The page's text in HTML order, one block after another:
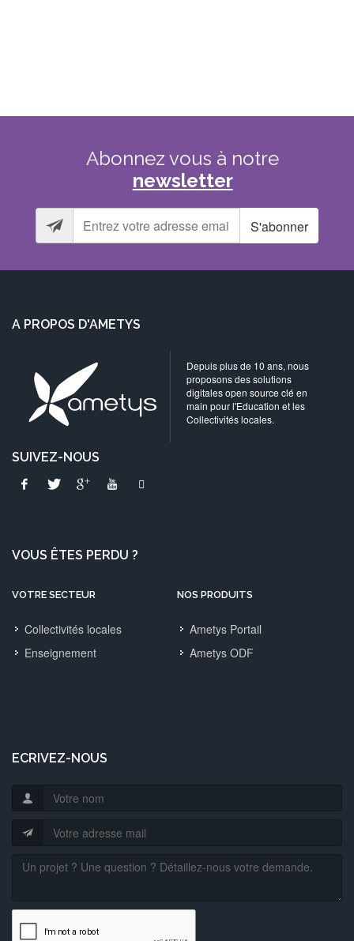
Abonnez vous à notre
newsletter
S'abonner
A PROPOS D'AMETYS
Depuis plus de 10 ans, nous
proposons des solutions
digitales open source clé en
main pour l'Education et les
Collectivités locales.
SUIVEZ-NOUS
VOUS ÊTES PERDU ?
VOTRE SECTEUR
Collectivités locales
Enseignement
NOS PRODUITS
Ametys Portail
Ametys ODF
ECRIVEZ-NOUS